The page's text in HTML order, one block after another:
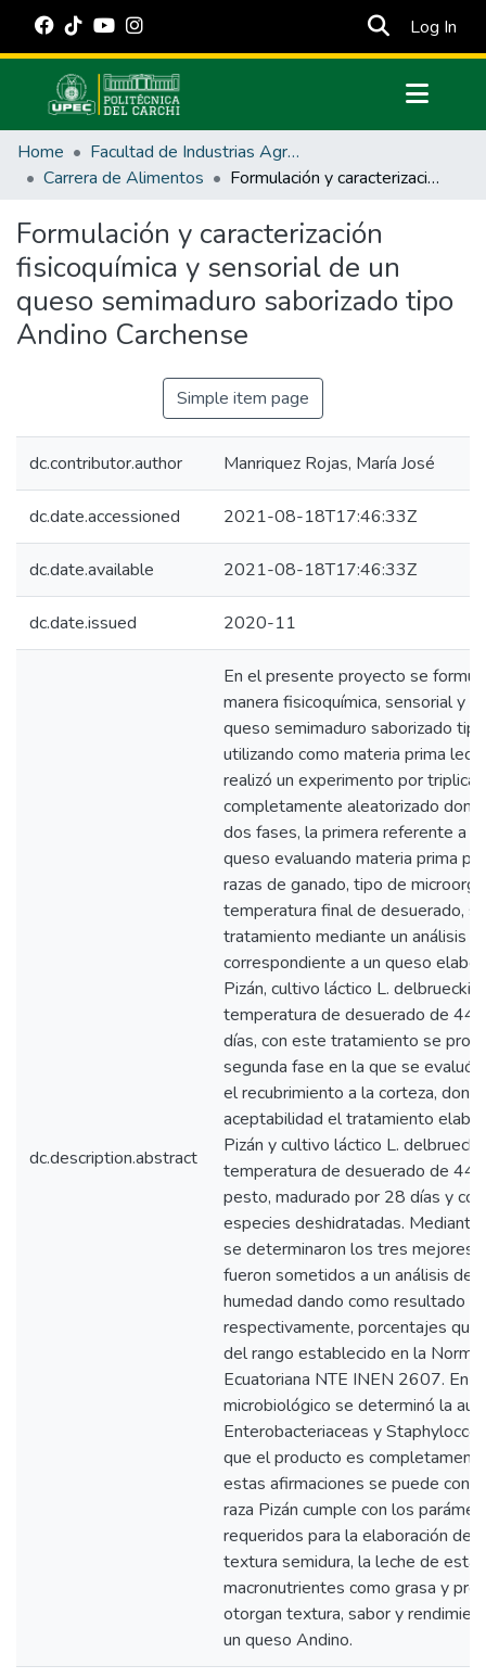
Log In
Communities & Collections
All of DSpace
Estadísticas Externas
Home
Facultad de Industrias Agropecuarias y Ciencias Ambientales
Carrera de Alimentos
Formulación y caracterización fisicoquímica y sensorial de un queso semimaduro saborizado tipo Andino Carchense
Formulación y caracterización
fisicoquímica y sensorial de un
queso semimaduro saborizado tipo
Andino Carchense
Simple item page
dc.contributor.author Manriquez Rojas, María José
dc.date.accessioned 2021-08-18T17:46:33Z
dc.date.available 2021-08-18T17:46:33Z
dc.date.issued 2020-11
dc.description.abstract
En el presente proyecto se
manera fisicoquímica, sensorial y
queso semimaduro saborizado
utilizando como materia prima
realizó un experimento por
completamente aleatorizado
dos fases, la primera referente a
queso evaluando materia prima
razas de ganado, tipo de
temperatura final de desuerado,
tratamiento mediante un análisis
correspondiente a un queso
Pizán, cultivo láctico L. delbrueckii
temperatura de desuerado de
días, con este tratamiento se
segunda fase en la que se evaluó
el recubrimiento a la corteza,
aceptabilidad el tratamiento
Pizán y cultivo láctico L.
temperatura de desuerado de
pesto, madurado por 28 días y
especies deshidratadas. Mediante
se determinaron los tres mejores
fueron sometidos a un análisis de
humedad dando como resultado
respectivamente, porcentajes
del rango establecido en la
Ecuatoriana NTE INEN 2607. En
microbiológico se determinó la
Enterobacteriaceas y
que el producto es
estas afirmaciones se puede
raza Pizán cumple con los
requeridos para la elaboración de
textura semidura, la leche de esta
macronutrientes como grasa y
otorgan textura, sabor y
un queso Andino.